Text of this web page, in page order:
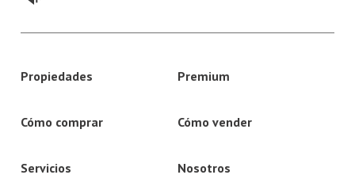
Propiedades Premium
Cómo comprar Cómo vender
Servicios Nosotros